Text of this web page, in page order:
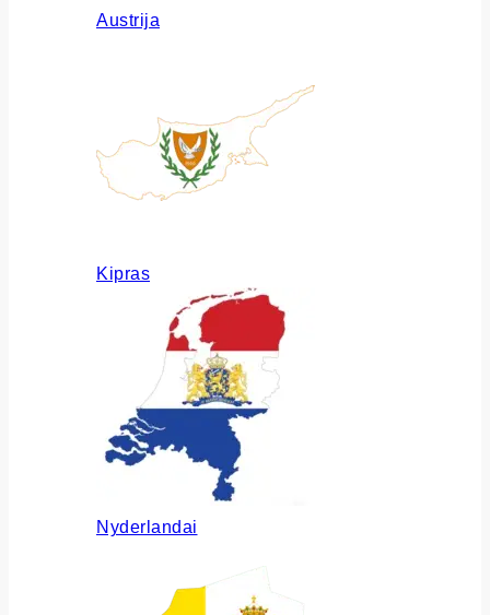
Austrija
Kipras
Nyderlandai